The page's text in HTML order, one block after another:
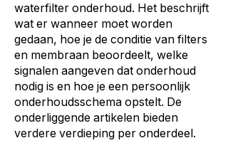
waterfilter onderhoud. Het beschrijft
wat er wanneer moet worden
gedaan, hoe je de conditie van filters
en membraan beoordeelt, welke
signalen aangeven dat onderhoud
nodig is en hoe je een persoonlijk
onderhoudsschema opstelt. De
onderliggende artikelen bieden
verdere verdieping per onderdeel.